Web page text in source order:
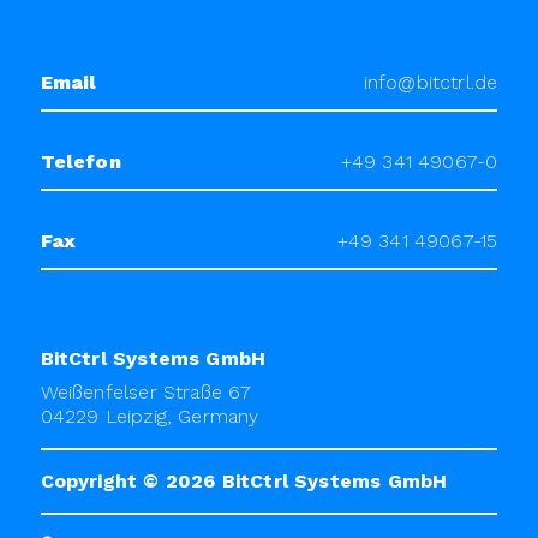
Email info@bitctrl.de
Telefon +49 341 49067-0
Fax +49 341 49067-15
BitCtrl Systems GmbH
Weißenfelser Straße 67
04229 Leipzig, Germany
Copyright © 2026 BitCtrl Systems GmbH